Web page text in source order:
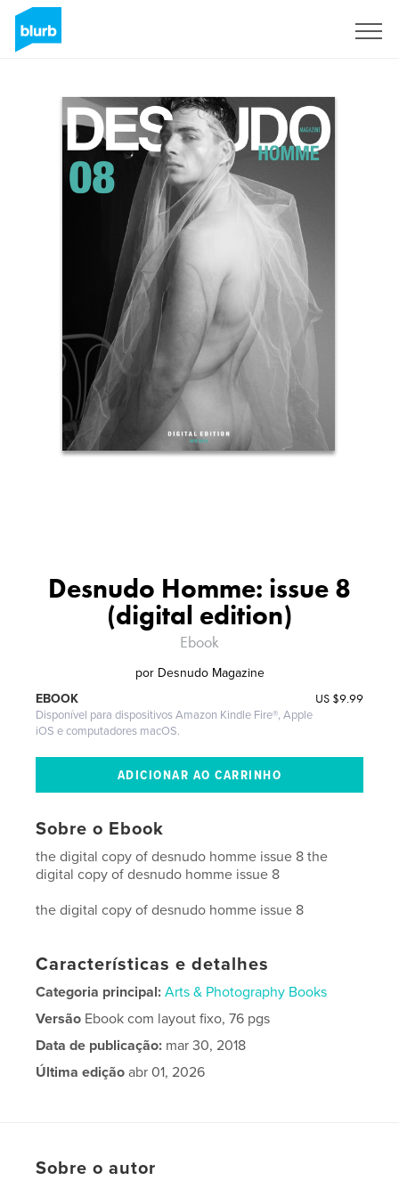
Desnudo Homme: issue 8
(digital edition)
Ebook
por Desnudo Magazine
US $9.99
EBOOK
Disponível para dispositivos Amazon Kindle Fire®, Apple
iOS e computadores macOS.
Sobre o Ebook
the digital copy of desnudo homme issue 8 the
digital copy of desnudo homme issue 8
the digital copy of desnudo homme issue 8
Características e detalhes
Categoria principal: Arts & Photography Books
Versão Ebook com layout fixo, 76 pgs
Data de publicação: mar 30, 2018
Última edição abr 01, 2026
Sobre o autor